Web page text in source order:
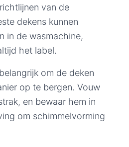
van de
dekens kunnen
in de wasmachine,
het label.
om de deken
op te bergen. Vouw
en bewaar hem in
om schimmelvorming